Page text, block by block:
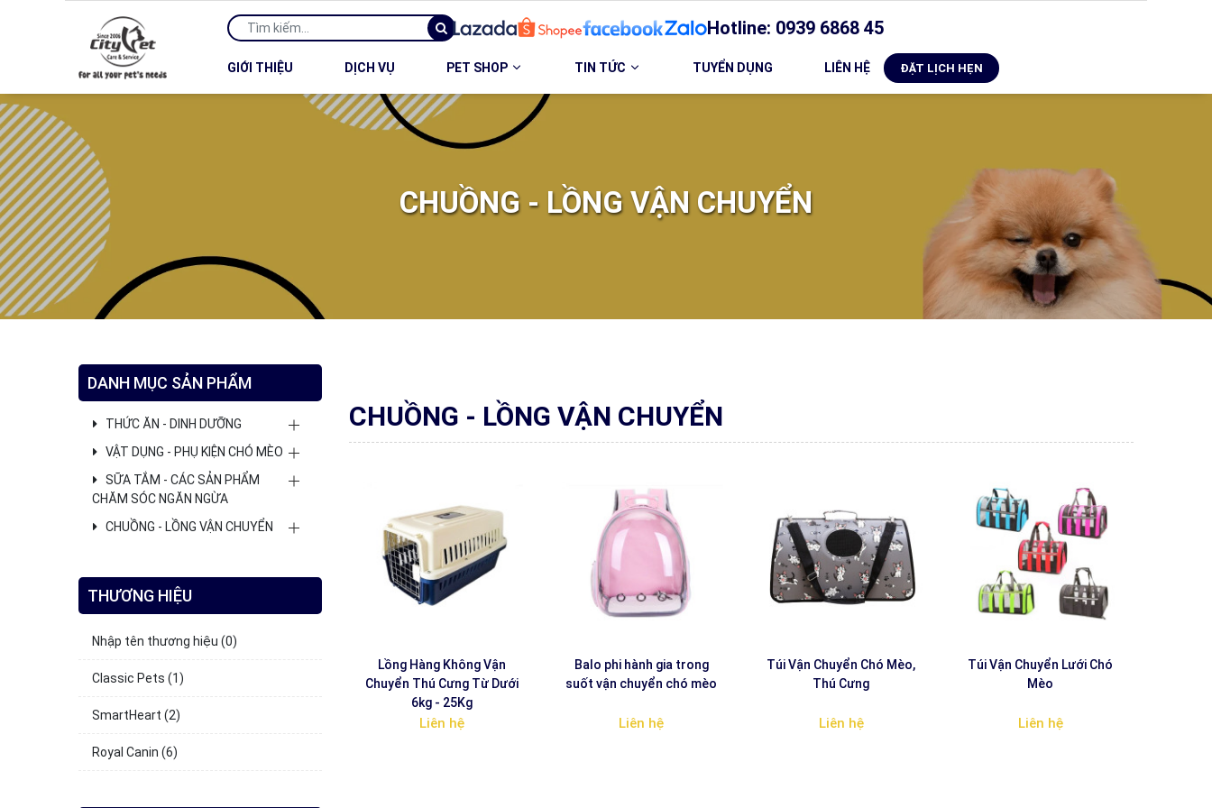
Hotline: 0939 6868 45
GIỚI THIỆU DỊCH VỤ PET SHOP TIN TỨC TUYỂN DỤNG LIÊN HỆ ĐẶT LỊCH HẸN
CHUỒNG - LỒNG VẬN CHUYỂN
DANH MỤC SẢN PHẨM
THỨC ĂN - DINH DƯỠNG
VẬT DỤNG - PHỤ KIỆN CHÓ MÈO
SỮA TẮM - CÁC SẢN PHẨM
CHĂM SÓC NGĂN NGỪA
CHUỒNG - LỒNG VẬN CHUYỂN
THƯƠNG HIỆU
Nhập tên thương hiệu (0)
Classic Pets (1)
SmartHeart (2)
Royal Canin (6)
CHUỒNG - LỒNG VẬN CHUYỂN
Lồng Hàng Không Vận
Chuyển Thú Cưng Từ Dưới
6kg - 25Kg
Liên hệ
Balo phi hành gia trong
suốt vận chuyển chó mèo
Liên hệ
Túi Vận Chuyển Chó Mèo,
Thú Cưng
Liên hệ
Túi Vận Chuyển Lưới Chó
Mèo
Liên hệ